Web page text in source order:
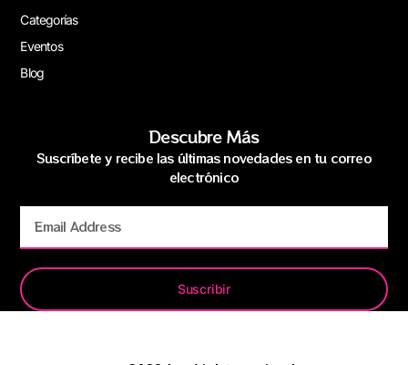
Categorías
Eventos
Blog
Descubre Más
Suscríbete y recibe las últimas novedades en tu correo
electrónico
Suscribir